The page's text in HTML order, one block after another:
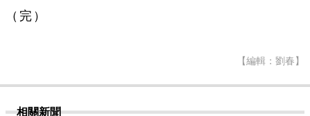
（完）
【編輯：劉春】
相關新聞